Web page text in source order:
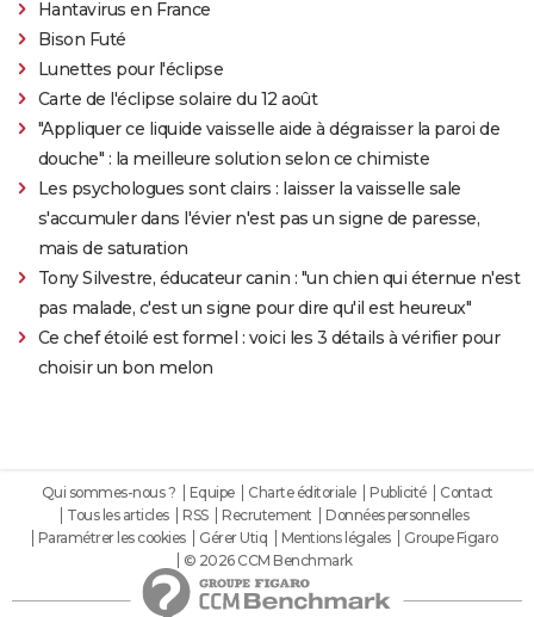
Hantavirus en France
Bison Futé
Lunettes pour l'éclipse
Carte de l'éclipse solaire du 12 août
"Appliquer ce liquide vaisselle aide à dégraisser la paroi de
douche" : la meilleure solution selon ce chimiste
Les psychologues sont clairs : laisser la vaisselle sale
s'accumuler dans l'évier n'est pas un signe de paresse,
mais de saturation
Tony Silvestre, éducateur canin : "un chien qui éternue n'est
pas malade, c'est un signe pour dire qu'il est heureux"
Ce chef étoilé est formel : voici les 3 détails à vérifier pour
choisir un bon melon
Qui sommes-nous ? Equipe Charte éditoriale Publicité
Contact
Tous les articles
RSS Recrutement
Données personnelles
Paramétrer les cookies
Gérer Utiq Mentions légales
Groupe Figaro
© 2026 CCM Benchmark